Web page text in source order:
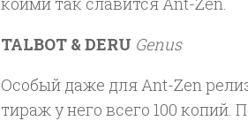
TALBOT & DERU Genus
Особый даже для Ant-Zen
тираж у него всего 100 копий.